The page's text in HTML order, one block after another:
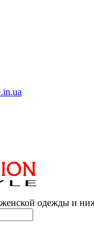
одежды и